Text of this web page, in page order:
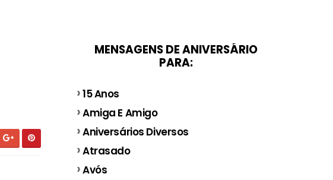
MENSAGENS DE ANIVERSÁRIO
PARA:
15 Anos
Amiga E Amigo
Aniversários Diversos
Atrasado
Avós